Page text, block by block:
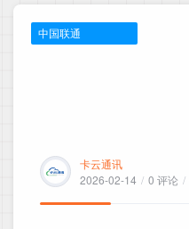
中国联通
卡云通讯
2026-02-14 / 0 评论 /